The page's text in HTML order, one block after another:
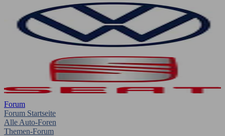
Forum
Forum Startseite
Alle Auto-Foren
Themen-Forum